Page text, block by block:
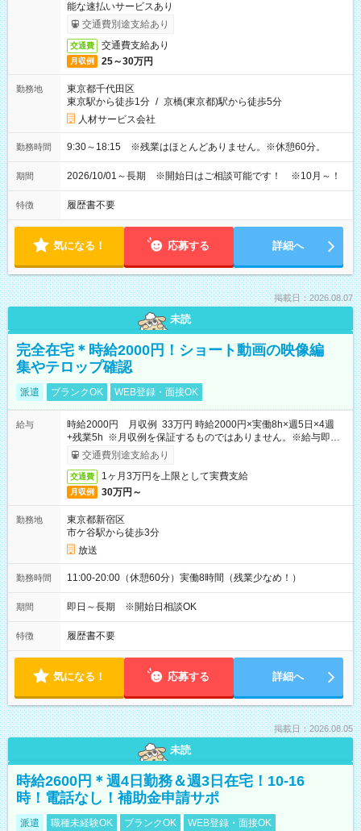
能な速払いサービスあり
交通費別途支給あり
交通費 交通費支給あり
月収例 25～30万円
勤務地
東京都千代田区
東京駅から徒歩1分 / 京橋(東京都)駅から徒歩5分
人材サービス会社
勤務時間 9:30～18:15 ※残業はほとんどありません。※休憩60分。
期間 2026/10/01～長期 ※開始日はご相談可能です！ ※10月～！
特徴 履歴書不要
気になる！ 応募する 詳細へ
掲載日：2026.08.07
未読
完全在宅＊時給2000円！ショート動画の映像編
集やテロップ確認
派遣 ブランクOK WEB登録・面接OK
給与
時給2000円 月収例 33万円 時給2000円×実働8h×週5日×4週
+残業5h ※月収例を保証するものではありません。※給与即受
取りサービス利用可（利用条件有）
交通費別途支給あり
交通費 1ヶ月3万円を上限として実費支給
月収例 30万円～
勤務地
東京都新宿区
市ケ谷駅から徒歩3分
放送
勤務時間 11:00-20:00（休憩60分）実働8時間（残業少なめ！）
期間 即日～長期 ※開始日相談OK
特徴 履歴書不要
気になる！ 応募する 詳細へ
掲載日：2026.08.05
未読
時給2600円＊週4日勤務＆週3日在宅！10-16
時！電話なし！補助金申請サポ
派遣 職種未経験OK ブランクOK WEB登録・面接OK